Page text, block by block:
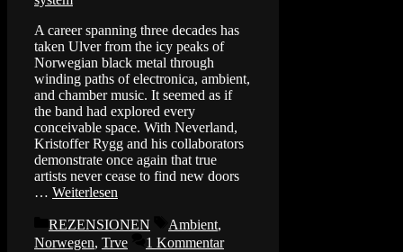
A career spanning three decades has
taken Ulver from the icy peaks of
Norwegian black metal through
winding paths of electronica, ambient,
and chamber music. It seemed as if
the band had explored every
conceivable space. With Neverland,
Kristoffer Rygg and his collaborators
demonstrate once again that true
artists never cease to find new doors
… Weiterlesen
Kategorien
REZENSIONEN Schlagwörter
Ambient,
Norwegen, Trve 1 Kommentar